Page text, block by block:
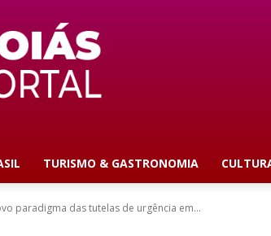
TURISMO & GASTRONOMIA
paradigma das tutelas de urgência em...